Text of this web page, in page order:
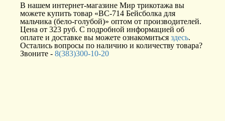
В нашем интернет-магазине Мир трикотажа вы
можете купить товар «BC-714 Бейсболка для
мальчика (бело-голубой)» оптом от производителей.
Цена от 323 руб. С подробной информацией об
оплате и доставке вы можете ознакомиться здесь.
Остались вопросы по наличию и количеству товара?
Звоните - 8(383)300-10-20